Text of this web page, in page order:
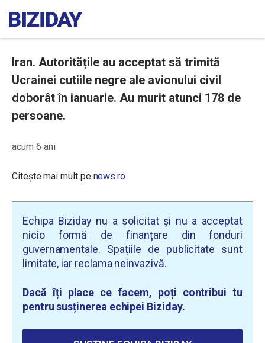
Iran. Autoritățile au acceptat să trimită
Ucrainei cutiile negre ale avionului civil
doborât în ianuarie. Au murit atunci 178 de
persoane.
acum 6 ani
Citește mai mult pe news.ro
Echipa Biziday nu a solicitat și nu a acceptat
nicio formă de finanțare din fonduri
guvernamentale. Spațiile de publicitate sunt
limitate, iar reclama neinvazivă.
Dacă îți place ce facem, poți contribui tu
pentru susținerea echipei Biziday.